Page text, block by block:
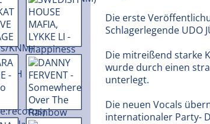
Die erste
Schlagerlegende UDO
Die mitreißend starke
wurde durch einen
unterlegt.
Die neuen Vocals
internationaler Party-